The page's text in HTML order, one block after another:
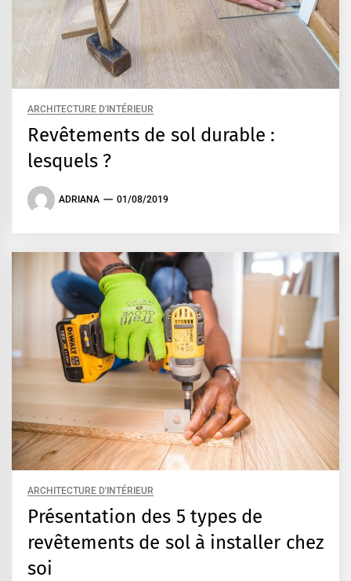
ARCHITECTURE D'INTÉRIEUR
Revêtements de sol durable :
lesquels ?
ADRIANA 01/08/2019
ARCHITECTURE D'INTÉRIEUR
Présentation des 5 types de
revêtements de sol à installer chez
soi